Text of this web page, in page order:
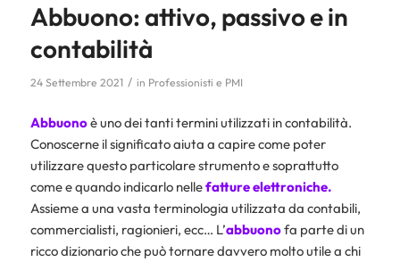
Abbuono: attivo, passivo e in
contabilità
24 Settembre 2021 / in Professionisti e PMI
Abbuonoè uno dei tanti termini utilizzati in contabilità.
Conoscerne il significato aiuta a capire come poter
utilizzare questo particolare strumento e soprattutto
come e quando indicarlo nellefatture elettroniche.
Assieme a una vasta terminologia utilizzata da contabili,
commercialisti, ragionieri, ecc… L’abbuonofa parte di un
ricco dizionario che può tornare davvero molto utile a chi